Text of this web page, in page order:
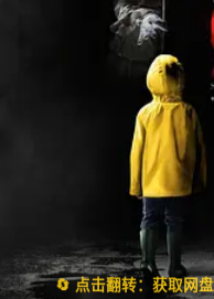
🔄 点击翻转：获取网
失效请反馈
🧧️
天天领红包